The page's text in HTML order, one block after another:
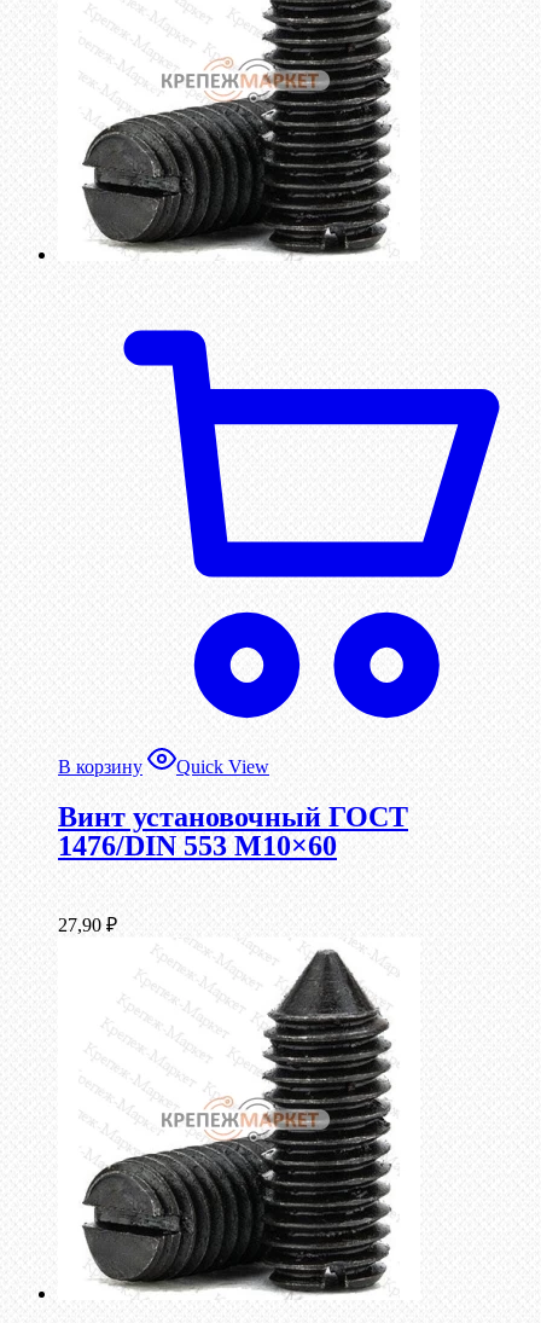
В корзину Quick View
Винт установочный ГОСТ
1476/DIN 553 М10×60
27,90 ₽